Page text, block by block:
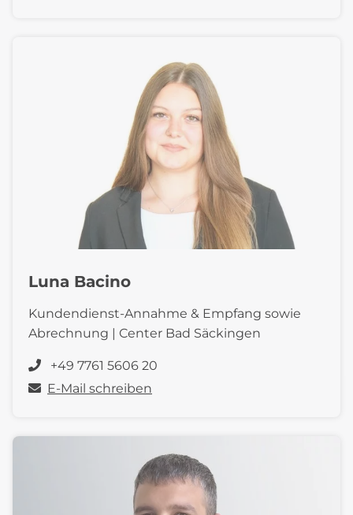
Luna Bacino
Kundendienst-Annahme & Empfang sowie
Abrechnung | Center Bad Säckingen
+49 7761 5606 20
E-Mail schreiben